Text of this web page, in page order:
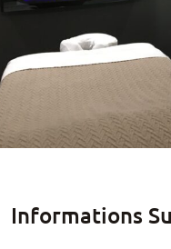
Informations